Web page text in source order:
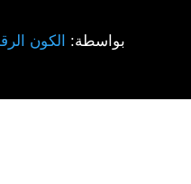
بواسطة: الكون